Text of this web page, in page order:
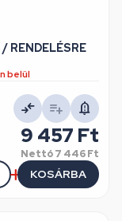
belül
9 457 Ft
Nettó7 446 Ft
KOSÁRBA